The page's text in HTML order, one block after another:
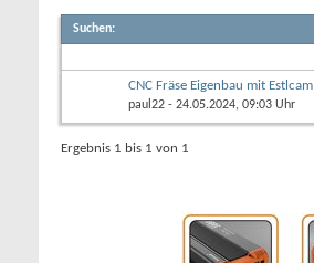
Suchen:
CNC Fräse Eigenbau mit Estlcam
paul22 - 24.05.2024, 09:03 Uhr
Ergebnis 1 bis 1 von 1